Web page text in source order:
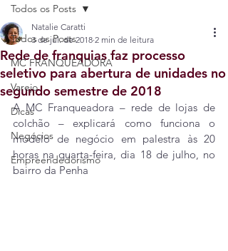
Todos os Posts
MC FRANQUEADORA
Varejo
Dicas
Negócios
Empreendedorismo
Todos os Posts
Rede de franquias faz processo
seletivo para abertura de unidades no
segundo semestre de 2018
Natalie Caratti
3 de jul. de 2018 2 min de leitura
A MC Franqueadora – rede de lojas de
colchão – explicará como funciona o
modelo de negócio em palestra às 20
horas na quarta-feira, dia 18 de julho, no
bairro da Penha